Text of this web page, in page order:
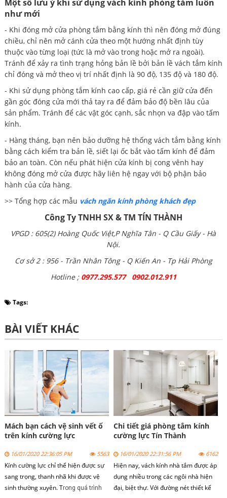
Một số lưu ý khi sử dụng vách kính phòng tắm luôn
như mới
- Khi đóng mở cửa phòng tắm bằng kính thì nên đóng mở đúng
chiều, chỉ nên mở cánh cửa theo một hướng nhất định tùy
thuộc vào từng loại (tức là mở vào trong hoặc mở ra ngoài).
Tránh để xảy ra tình trạng hỏng bản lề bởi bản lề vách tắm kính
chỉ đóng và mở theo vị trí nhất định là 90 độ, 135 độ và 180 độ.
- Khi sử dụng phòng tắm kính cao cấp, giá rẻ cần giữ cửa đến
gần góc đóng cửa mới thả tay ra để đảm bảo độ bền lâu của
sản phẩm. Tránh để các vật góc cạnh, sắc nhọn va đập vào tấm
kính.
- Hàng tháng, bạn nên bảo dưỡng hệ thống vách tắm bằng kính
bằng cách kiểm tra bản lề, siết lại ốc bắt vào tấm kính để đảm
bảo an toàn. Còn nếu phát hiện cửa kính bị cong vênh hay
không đóng mở cửa được hãy liên hệ ngay với bộ phận bảo
hành của cửa hàng.
>> Tổng hợp các mẫu vách ngăn kính phòng khách đẹp
Công Ty TNHH SX & TM TÍN THÀNH
VPGD : 605(2) Hoàng Quốc Việt,P Nghĩa Tân - Q Cầu Giấy - Hà
Nội.
Cơ sở 2 : 956 - Trần Nhân Tông - Q Kiến An - Tp Hải Phòng
Hotline ; 0977.295.577 0902.012.911
Tags:
BÀI VIẾT KHÁC
Mách bạn cách vệ sinh vết ố
trên kính cường lực
16/01/2020 22:36:05 PM 5563
Kính cường lực chỉ thể hiện được sự
sang trọng, thanh nhã khi được vệ
sinh thường xuyên. Trong quá trình
Chi tiết giá phòng tắm kính
cường lực Tín Thành
16/01/2020 22:31:56 PM 6162
Hiện nay, vách kính nhà tắmđược áp
dụng nhiều trong các ngôi nhà hiện
đại, biệt thự. Với đường nét thiết kế